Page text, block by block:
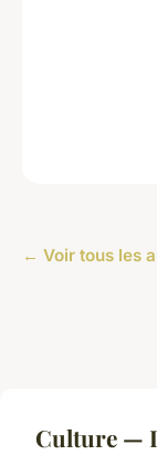
← Voir tous les
Culture —